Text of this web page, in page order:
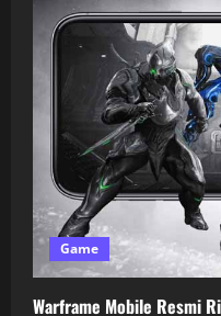
Game
Warframe Mobile Resmi